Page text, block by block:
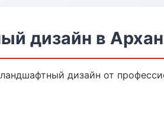
дизайн в
дизайн от